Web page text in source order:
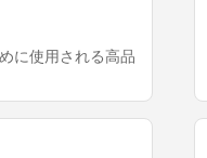
に使用される高品